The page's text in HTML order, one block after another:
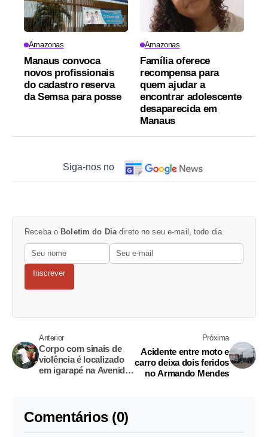
Amazonas
Manaus convoca
novos profissionais
do cadastro reserva
da Semsa para posse
Amazonas
Família oferece
recompensa para
quem ajudar a
encontrar adolescente
desaparecida em
Manaus
Siga-nos no
Receba o Boletim do Diadireto no seu e-mail, todo dia.
Inscrever
Anterior
Corpo com sinais de
violência é localizado
em igarapé na Avenida
Próxima
Acidente entre moto e
carro deixa dois feridos
no Armando Mendes
Comentários (0)